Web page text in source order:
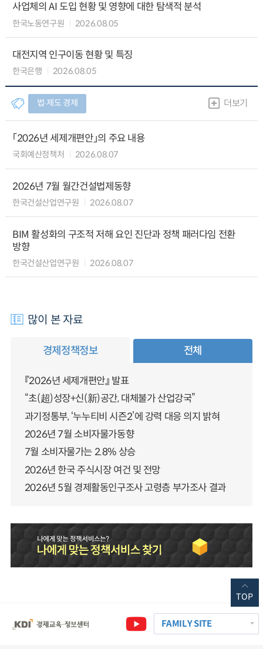
사업체의 AI 도입 현황 및 영향에 대한 탐색적 분석
한국노동연구원 2026.08.05
대전지역 인구이동 현황 및 특징
한국은행 2026.08.05
법∙제도 경제 더보기
「2026년 세제개편안」의 주요 내용
국회예산정책처 2026.08.07
2026년 7월 월간건설법제동향
한국건설산업연구원 2026.08.07
BIM 활성화의 구조적 저해 요인 진단과 정책 패러다임 전환
방향
한국건설산업연구원 2026.08.07
많이 본 자료
경제정책정보 전체
『2026년 세제개편안』 발표
“초(超)성장+신(新)공간, 대체불가 산업강국”
과기정통부, ‘누누티비 시즌2’에 강력 대응 의지 밝혀
2026년 7월 소비자물가동향
7월 소비자물가는 2.8% 상승
2026년 한국 주식시장 여건 및 전망
2026년 5월 경제활동인구조사 고령층 부가조사 결과
FAMILY SITE
TOP